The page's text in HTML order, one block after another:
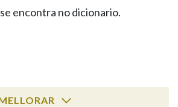
FIGURAS HOMENAXEADAS
PORTAL DAS PALABRAS
encontra no dicionario.